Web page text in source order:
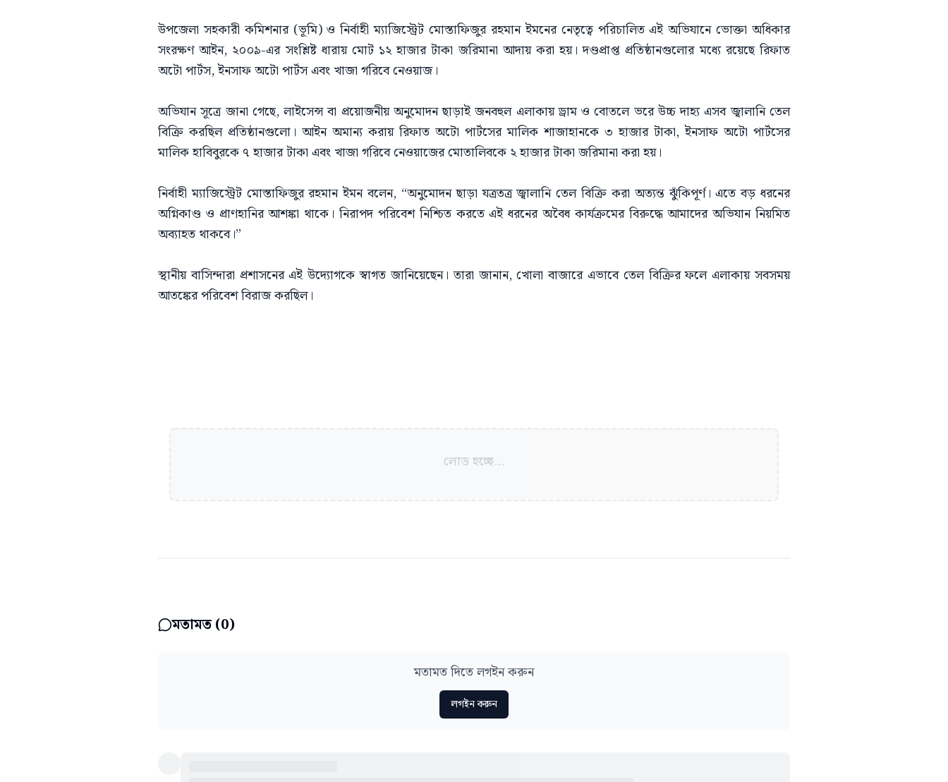
উপজেলা সহকারী কমিশনার (ভূমি) ও নির্বাহী ম্যাজিস্ট্রেট মোস্তাফিজুর রহমান ইমনের নেতৃত্বে পরিচালিত এই অভিযানে ভোক্তা অধিকার
সংরক্ষণ আইন, ২০০৯-এর সংশ্লিষ্ট ধারায় মোট ১২ হাজার টাকা জরিমানা আদায় করা হয়। দণ্ডপ্রাপ্ত প্রতিষ্ঠানগুলোর মধ্যে রয়েছে রিফাত
অটো পার্টস, ইনসাফ অটো পার্টস এবং খাজা গরিবে নেওয়াজ।
অভিযান সূত্রে জানা গেছে, লাইসেন্স বা প্রয়োজনীয় অনুমোদন ছাড়াই জনবহুল এলাকায় ড্রাম ও বোতলে ভরে উচ্চ দাহ্য এসব জ্বালানি তেল
বিক্রি করছিল প্রতিষ্ঠানগুলো। আইন অমান্য করায় রিফাত অটো পার্টসের মালিক শাজাহানকে ৩ হাজার টাকা, ইনসাফ অটো পার্টসের
মালিক হাবিবুরকে ৭ হাজার টাকা এবং খাজা গরিবে নেওয়াজের মোতালিবকে ২ হাজার টাকা জরিমানা করা হয়।
নির্বাহী ম্যাজিস্ট্রেট মোস্তাফিজুর রহমান ইমন বলেন, “অনুমোদন ছাড়া যত্রতত্র জ্বালানি তেল বিক্রি করা অত্যন্ত ঝুঁকিপূর্ণ। এতে বড় ধরনের
অগ্নিকাণ্ড ও প্রাণহানির আশঙ্কা থাকে। নিরাপদ পরিবেশ নিশ্চিত করতে এই ধরনের অবৈধ কার্যক্রমের বিরুদ্ধে আমাদের অভিযান নিয়মিত
অব্যাহত থাকবে।”
স্থানীয় বাসিন্দারা প্রশাসনের এই উদ্যোগকে স্বাগত জানিয়েছেন। তারা জানান, খোলা বাজারে এভাবে তেল বিক্রির ফলে এলাকায় সবসময়
আতঙ্কের পরিবেশ বিরাজ করছিল।
লোড হচ্ছে...
মতামত (0)
মতামত দিতে লগইন করুন
লগইন করুন